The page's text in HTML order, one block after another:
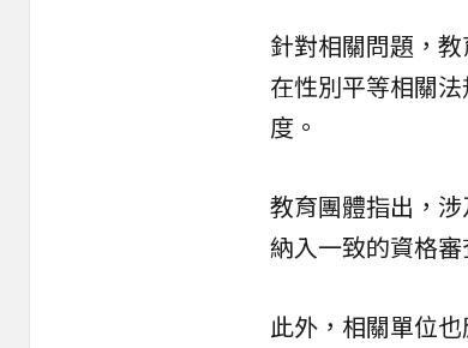
針對相關問題，
在性別平等相關
度。
教育團體指出，
納入一致的資格
此外，相關單位